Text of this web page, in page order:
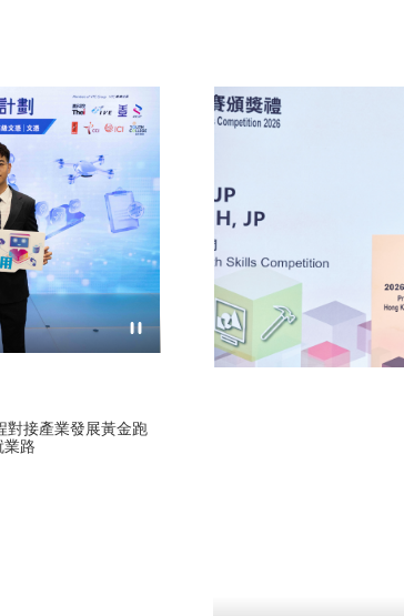
接產業發展黃金跑
路
港知專設計學院年度設計展2026
2026年06月26日 -
2026年09月23日
上午 10:00 - 下午 8:00
香港知專設計學院
「裙
上
香